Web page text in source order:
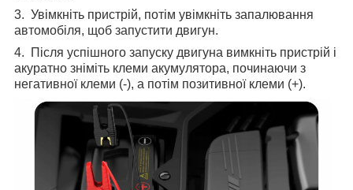
3. Увімкніть пристрій, потім увімкніть запалювання
автомобіля, щоб запустити двигун.
4. Після успішного запуску двигуна вимкніть пристрій і
акуратно зніміть клеми акумулятора, починаючи з
негативної клеми (-), а потім позитивної клеми (+).